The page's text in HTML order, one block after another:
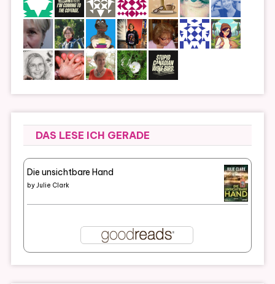
DAS LESE ICH GERADE
Die unsichtbare Hand
byJulie Clark